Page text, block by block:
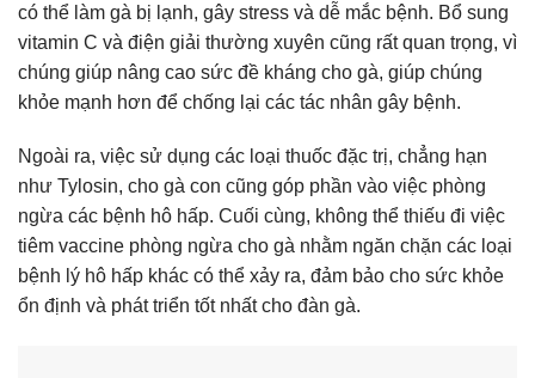
có thể làm gà bị lạnh, gây stress và dễ mắc bệnh. Bổ sung
vitamin C và điện giải thường xuyên cũng rất quan trọng, vì
chúng giúp nâng cao sức đề kháng cho gà, giúp chúng
khỏe mạnh hơn để chống lại các tác nhân gây bệnh.
Ngoài ra, việc sử dụng các loại thuốc đặc trị, chẳng hạn
như Tylosin, cho gà con cũng góp phần vào việc phòng
ngừa các bệnh hô hấp. Cuối cùng, không thể thiếu đi việc
tiêm vaccine phòng ngừa cho gà nhằm ngăn chặn các loại
bệnh lý hô hấp khác có thể xảy ra, đảm bảo cho sức khỏe
ổn định và phát triển tốt nhất cho đàn gà.